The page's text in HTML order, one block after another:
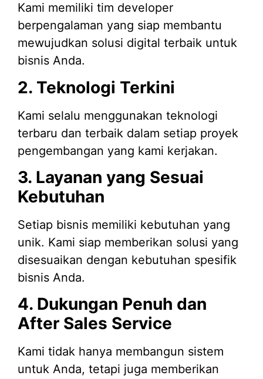
Kami memiliki tim developer
berpengalaman yang siap membantu
mewujudkan solusi digital terbaik untuk
bisnis Anda.
2. Teknologi Terkini
Kami selalu menggunakan teknologi
terbaru dan terbaik dalam setiap proyek
pengembangan yang kami kerjakan.
3. Layanan yang Sesuai
Kebutuhan
Setiap bisnis memiliki kebutuhan yang
unik. Kami siap memberikan solusi yang
disesuaikan dengan kebutuhan spesifik
bisnis Anda.
4. Dukungan Penuh dan
After Sales Service
Kami tidak hanya membangun sistem
untuk Anda, tetapi juga memberikan